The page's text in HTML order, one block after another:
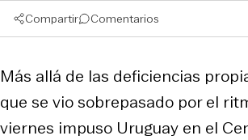
Compartir Comentarios
Más allá de las deficiencias
que se vio sobrepasado por el
viernes impuso Uruguay en el